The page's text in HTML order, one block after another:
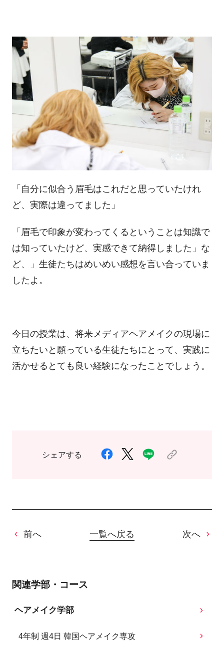
「自分に似合う眉毛はこれだと思っていたけれ
ど、実際は違ってました」
「眉毛で印象が変わってくるということは知識で
は知っていたけど、実感できて納得しました」な
ど、」生徒たちはめいめい感想を言い合っていま
したよ。
今日の授業は、将来メディアヘアメイクの現場に
立ちたいと願っている生徒たちにとって、実践に
活かせるとても良い経験になったことでしょう。
シェアする
前へ 一覧へ戻る 次へ
関連学部・コース
ヘアメイク学部
4年制 週4日 韓国ヘアメイク専攻